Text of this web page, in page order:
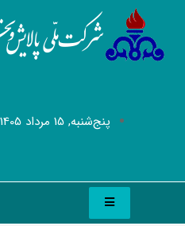
پنج‌شنبه, 15 مرداد 1405